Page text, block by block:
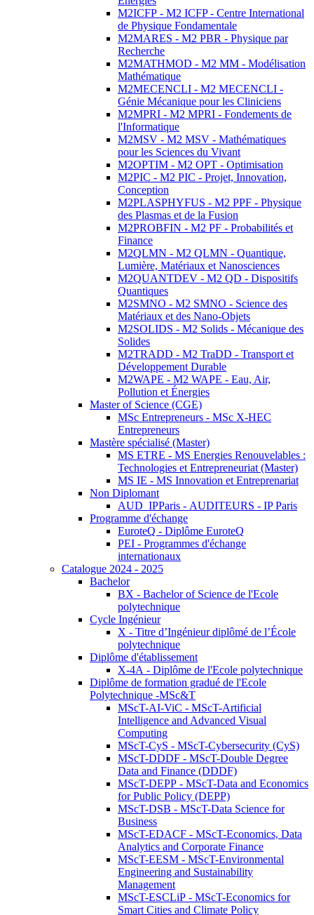
M2ICFP - M2 ICFP - Centre International
de Physique Fondamentale
M2MARES - M2 PBR - Physique par
Recherche
M2MATHMOD - M2 MM - Modélisation
Mathématique
M2MECENCLI - M2 MECENCLI -
Génie Mécanique pour les Cliniciens
M2MPRI - M2 MPRI - Fondements de
l'Informatique
M2MSV - M2 MSV - Mathématiques
pour les Sciences du Vivant
M2OPTIM - M2 OPT - Optimisation
M2PIC - M2 PIC - Projet, Innovation,
Conception
M2PLASPHYFUS - M2 PPF - Physique
des Plasmas et de la Fusion
M2PROBFIN - M2 PF - Probabilités et
Finance
M2QLMN - M2 QLMN - Quantique,
Lumière, Matériaux et Nanosciences
M2QUANTDEV - M2 QD - Dispositifs
Quantiques
M2SMNO - M2 SMNO - Science des
Matériaux et des Nano-Objets
M2SOLIDS - M2 Solids - Mécanique des
Solides
M2TRADD - M2 TraDD - Transport et
Développement Durable
M2WAPE - M2 WAPE - Eau, Air,
Pollution et Énergies
Master of Science (CGE)
MSc Entrepreneurs - MSc X-HEC
Entrepreneurs
Mastère spécialisé (Master)
MS ETRE - MS Energies Renouvelables :
Technologies et Entrepreneuriat (Master)
MS IE - MS Innovation et Entreprenariat
Non Diplomant
AUD_IPParis - AUDITEURS - IP Paris
Programme d'échange
EuroteQ - Diplôme EuroteQ
PEI - Programmes d'échange
internationaux
Catalogue 2024 - 2025
Bachelor
BX - Bachelor of Science de l'Ecole
polytechnique
Cycle Ingénieur
X - Titre d’Ingénieur diplômé de l’École
polytechnique
Diplôme d'établissement
X-4A - Diplôme de l'Ecole polytechnique
Diplôme de formation gradué de l'Ecole
Polytechnique -MSc&T
MScT-AI-ViC - MScT-Artificial
Intelligence and Advanced Visual
Computing
MScT-CyS - MScT-Cybersecurity (CyS)
MScT-DDDF - MScT-Double Degree
Data and Finance (DDDF)
MScT-DEPP - MScT-Data and Economics
for Public Policy (DEPP)
MScT-DSB - MScT-Data Science for
Business
MScT-EDACF - MScT-Economics, Data
Analytics and Corporate Finance
MScT-EESM - MScT-Environmental
Engineering and Sustainability
Management
MScT-ESCLiP - MScT-Economics for
Smart Cities and Climate Policy